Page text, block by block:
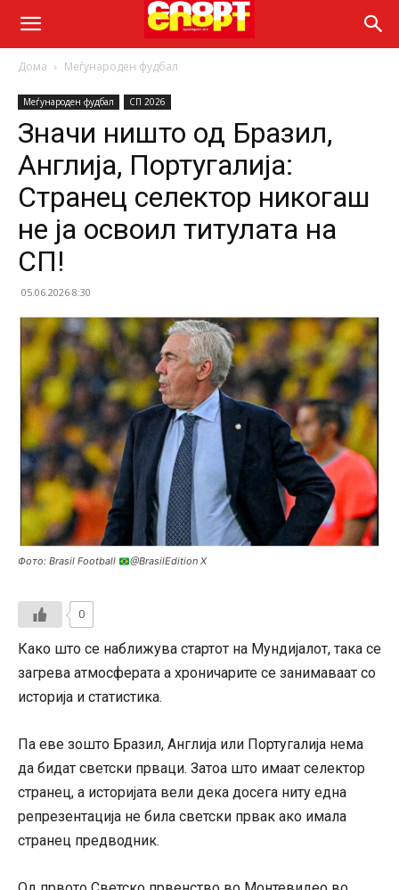
Дома Меѓународен фудбал
Меѓународен фудбал СП 2026
Значи ништо од Бразил,
Англија, Португалија:
Странец селектор никогаш
не ја освоил титулата на
СП!
05.06.2026 8:30
Фото: Brasil Football @BrasilEdition X
0
Како што се наближува стартот на Мундијалот, така се
загрева атмосферата а хроничарите се занимаваат со
историја и статистика.
Па еве зошто Бразил, Англија или Португалија нема
да бидат светски прваци. Затоа што имаат селектор
странец, а историјата вели дека досега ниту една
репрезентација не била светски првак ако имала
странец предводник.